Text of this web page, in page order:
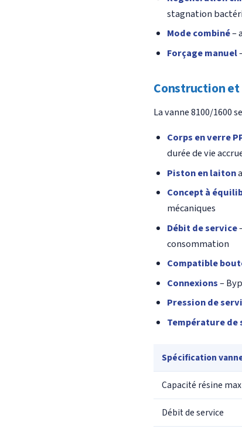
stagnation
Mode combiné–
Forçage manuel
Construction
La vanne 8100/1600
Corps en verre
durée de vie
Piston en laiton
Concept à
mécaniques
Débit de service
consommation
Compatible
Connexions–
Pression de
Température de
Spécification
Capacité résine max
Débit de service